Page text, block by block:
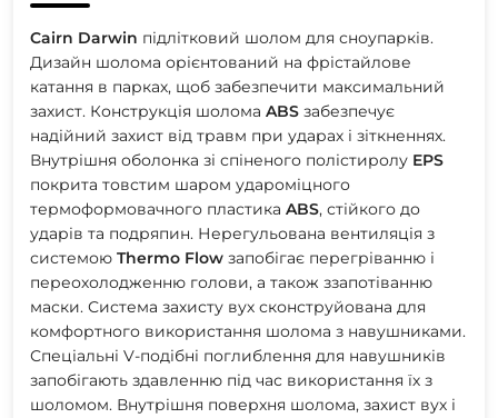
Cairn Darwin підлітковий шолом для сноупарків.
Дизайн шолома орієнтований на фрістайлове
катання в парках, щоб забезпечити максимальний
захист. Конструкція шолома ABS забезпечує
надійний захист від травм при ударах і зіткненнях.
Внутрішня оболонка зі спіненого полістиролу EPS
покрита товстим шаром удароміцного
термоформовачного пластика ABS, стійкого до
ударів та подряпин. Нерегульована вентиляція з
системою Thermo Flow запобігає перегріванню і
переохолодженню голови, а також ззапотіванню
маски. Система захисту вух сконструйована для
комфортного використання шолома з навушниками.
Спеціальні V-подібні поглиблення для навушників
запобігають здавленню під час використання їх з
шоломом. Внутрішня поверхня шолома, захист вух і